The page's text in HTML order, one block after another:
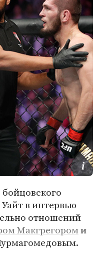
в интервью
отношений
Макгрегороми